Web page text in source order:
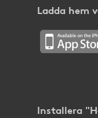
Ladda hem
Installera